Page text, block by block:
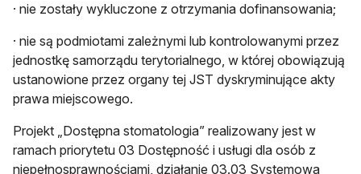
· nie zostały wykluczone z otrzymania dofinansowania;
· nie są podmiotami zależnymi lub kontrolowanymi przez
jednostkę samorządu terytorialnego, w której obowiązują
ustanowione przez organy tej JST dyskryminujące akty
prawa miejscowego.
Projekt „Dostępna stomatologia” realizowany jest w
ramach priorytetu 03 Dostępność i usługi dla osób z
niepełnosprawnościami, działanie 03.03 Systemowa